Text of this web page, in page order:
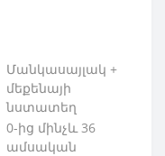
Մանկասայլակ +
մեքենայի
նստատեղ
0-ից մինչև 36
ամսական